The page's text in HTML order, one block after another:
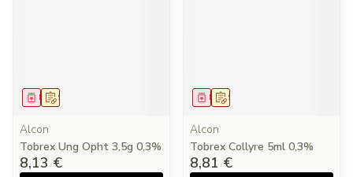
Sur prescription
Médicament
Alcon
Tobrex Ung Opht 3,5g 0,3%
8,13 €
Sur prescription
Médicament
Alcon
Tobrex Collyre 5ml 0,3%
8,81 €